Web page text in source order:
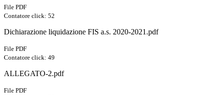
File PDF
Contatore click: 52
Dichiarazione liquidazione FIS a.s. 2020-2021.pdf
File PDF
Contatore click: 49
ALLEGATO-2.pdf
File PDF